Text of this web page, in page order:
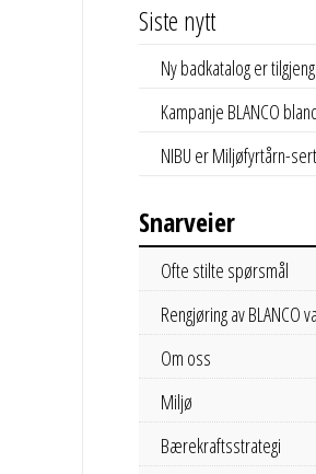
Siste nytt
Ny badkatalog er
Kampanje BLANCO
NIBU er Miljøfyrtårn-
Snarveier
Ofte stilte spørsmål
Rengjøring av BLANCO
Om oss
Miljø
Bærekraftsstrategi